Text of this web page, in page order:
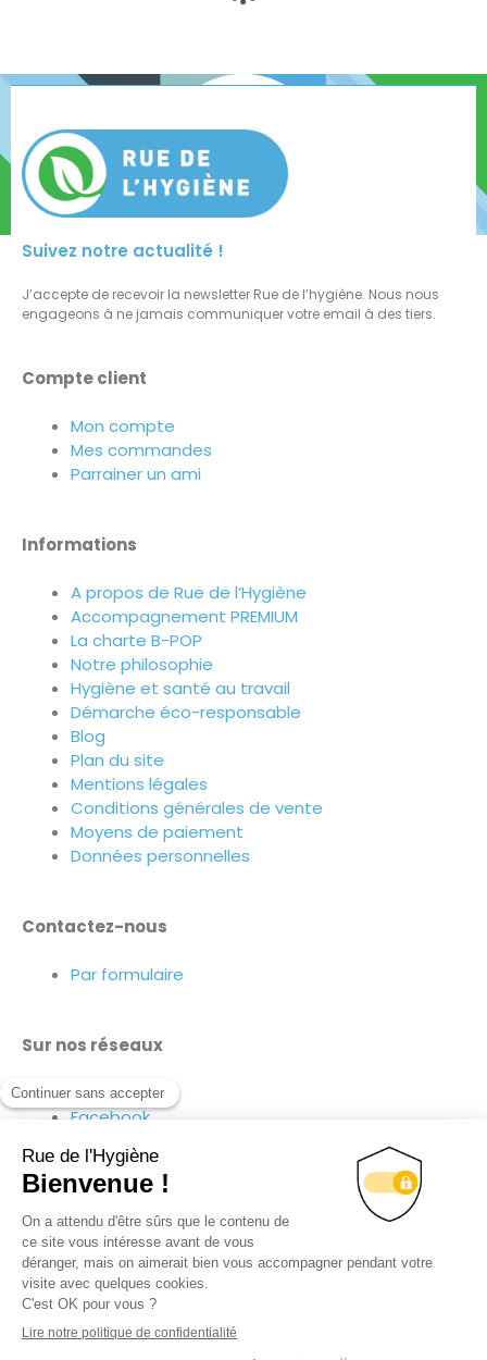
Suivez notre actualité !
J’accepte de recevoir la newsletter Rue de l’hygiène. Nous nous
engageons à ne jamais communiquer votre email à des tiers.
Compte client
Mon compte
Mes commandes
Parrainer un ami
Informations
A propos de Rue de l’Hygiène
Accompagnement PREMIUM
La charte B-POP
Notre philosophie
Hygiène et santé au travail
Démarche éco-responsable
Blog
Plan du site
Mentions légales
Conditions générales de vente
Moyens de paiement
Données personnelles
Contactez-nous
Par formulaire
Sur nos réseaux
Linkedin
Facebook
Suivez-nous sur nos réseaux !